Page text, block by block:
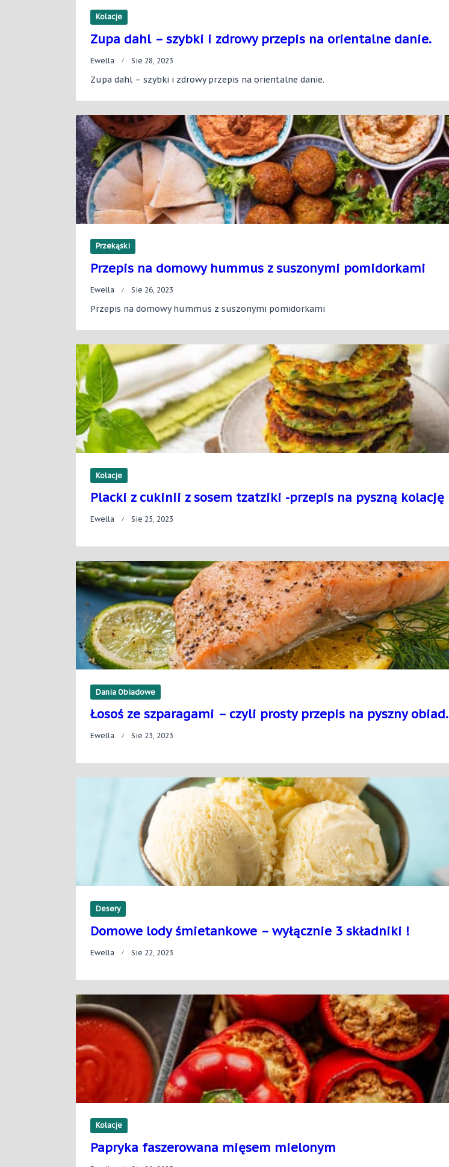
Kolacje
Zupa dahl – szybki i zdrowy przepis na orientalne danie.
Ewella Sie 28, 2023
Zupa dahl – szybki i zdrowy przepis na orientalne danie.
Przekąski
Przepis na domowy hummus z suszonymi pomidorkami
Ewella Sie 26, 2023
Przepis na domowy hummus z suszonymi pomidorkami
Kolacje
Placki z cukinii z sosem tzatziki -przepis na pyszną kolację
Ewella Sie 25, 2023
Dania Obiadowe
Łosoś ze szparagami – czyli prosty przepis na pyszny obiad.
Ewella Sie 23, 2023
Desery
Domowe lody śmietankowe – wyłącznie 3 składniki !
Ewella Sie 22, 2023
Kolacje
Papryka faszerowana mięsem mielonym